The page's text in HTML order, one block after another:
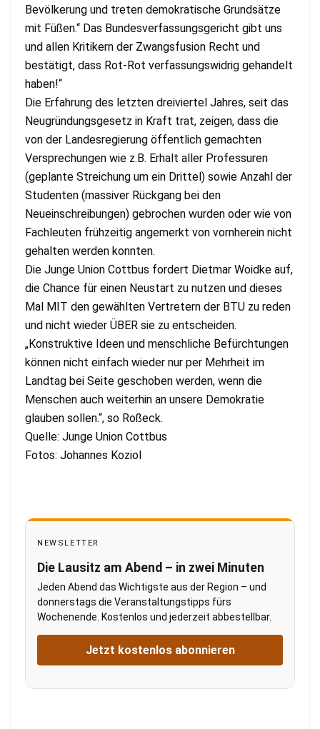
Bevölkerung und treten demokratische Grundsätze
mit Füßen.“ Das Bundesverfassungsgericht gibt uns
und allen Kritikern der Zwangsfusion Recht und
bestätigt, dass Rot-Rot verfassungswidrig gehandelt
haben!“
Die Erfahrung des letzten dreiviertel Jahres, seit das
Neugründungsgesetz in Kraft trat, zeigen, dass die
von der Landesregierung öffentlich gemachten
Versprechungen wie z.B. Erhalt aller Professuren
(geplante Streichung um ein Drittel) sowie Anzahl der
Studenten (massiver Rückgang bei den
Neueinschreibungen) gebrochen wurden oder wie von
Fachleuten frühzeitig angemerkt von vornherein nicht
gehalten werden konnten.
Die Junge Union Cottbus fordert Dietmar Woidke auf,
die Chance für einen Neustart zu nutzen und dieses
Mal MIT den gewählten Vertretern der BTU zu reden
und nicht wieder ÜBER sie zu entscheiden.
„Konstruktive Ideen und menschliche Befürchtungen
können nicht einfach wieder nur per Mehrheit im
Landtag bei Seite geschoben werden, wenn die
Menschen auch weiterhin an unsere Demokratie
glauben sollen.“, so Roßeck.
Quelle: Junge Union Cottbus
Fotos: Johannes Koziol
NEWSLETTER
Die Lausitz am Abend – in zwei Minuten
Jeden Abend das Wichtigste aus der Region – und
donnerstags die Veranstaltungstipps fürs
Wochenende. Kostenlos und jederzeit abbestellbar.
Jetzt kostenlos abonnieren